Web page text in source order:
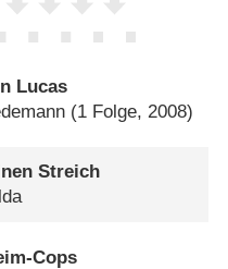
Lucas
(1 Folge, 2008)
Streich
Cops